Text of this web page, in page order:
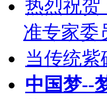
热烈祝贺
准专家委
当传统紫
中国梦--